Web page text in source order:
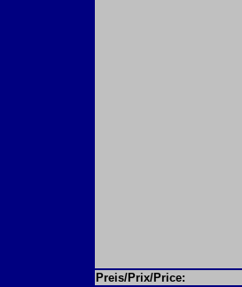
Preis/Prix/Price: